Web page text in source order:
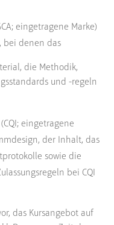
eingetragene Marke)
bei denen das
die Methodik,
und -regeln
eingetragene
der Inhalt, das
sowie die
bei CQI
das Kursangebot auf